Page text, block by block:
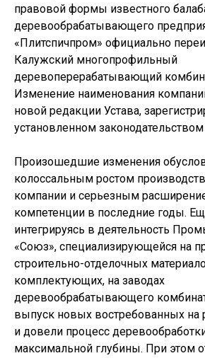
правовой формы известного
деревообрабатывающего
«Плитспичпром» официально
Калужский многопрофильный
деревоперерабатывающий
Изменение наименования
новой редакции Устава,
установленном
Произошедшие изменения
колоссальным ростом
компании и серьезным
компетенции в последние годы.
интегрируясь в деятельность
«Союз», специализирующейся на
строительно-отделочных
комплектующих, на заводах
деревообрабатывающего
выпуск новых востребованных на
и довели процесс
максимальной глубины. При этом